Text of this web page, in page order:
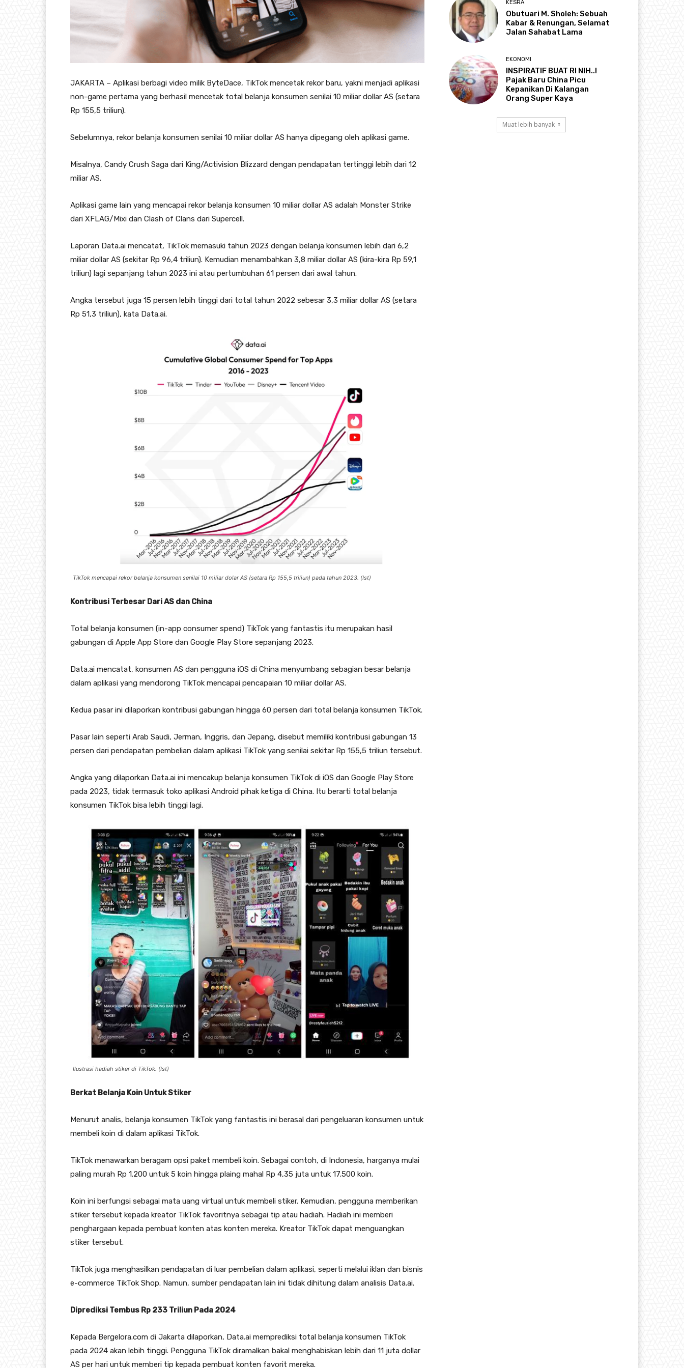
JAKARTA – Aplikasi berbagi video milik ByteDace, TikTok mencetak rekor baru, yakni menjadi aplikasi
non-game pertama yang berhasil mencetak total belanja konsumen senilai 10 miliar dollar AS (setara
Rp 155,5 triliun).
Sebelumnya, rekor belanja konsumen senilai 10 miliar dollar AS hanya dipegang oleh aplikasi game.
Misalnya, Candy Crush Saga dari King/Activision Blizzard dengan pendapatan tertinggi lebih dari 12
miliar AS.
Aplikasi game lain yang mencapai rekor belanja konsumen 10 miliar dollar AS adalah Monster Strike
dari XFLAG/Mixi dan Clash of Clans dari Supercell.
Laporan Data.ai mencatat, TikTok memasuki tahun 2023 dengan belanja konsumen lebih dari 6,2
miliar dollar AS (sekitar Rp 96,4 triliun). Kemudian menambahkan 3,8 miliar dollar AS (kira-kira Rp 59,1
triliun) lagi sepanjang tahun 2023 ini atau pertumbuhan 61 persen dari awal tahun.
Angka tersebut juga 15 persen lebih tinggi dari total tahun 2022 sebesar 3,3 miliar dollar AS (setara
Rp 51,3 triliun), kata Data.ai.
TikTok mencapai rekor belanja konsumen senilai 10 miliar dolar AS (setara Rp 155,5 triliun) pada tahun 2023. (Ist)
Kontribusi Terbesar Dari AS dan China
Total belanja konsumen (in-app consumer spend) TikTok yang fantastis itu merupakan hasil
gabungan di Apple App Store dan Google Play Store sepanjang 2023.
Data.ai mencatat, konsumen AS dan pengguna iOS di China menyumbang sebagian besar belanja
dalam aplikasi yang mendorong TikTok mencapai pencapaian 10 miliar dollar AS.
Kedua pasar ini dilaporkan kontribusi gabungan hingga 60 persen dari total belanja konsumen TikTok.
Pasar lain seperti Arab Saudi, Jerman, Inggris, dan Jepang, disebut memiliki kontribusi gabungan 13
persen dari pendapatan pembelian dalam aplikasi TikTok yang senilai sekitar Rp 155,5 triliun tersebut.
Angka yang dilaporkan Data.ai ini mencakup belanja konsumen TikTok di iOS dan Google Play Store
pada 2023, tidak termasuk toko aplikasi Android pihak ketiga di China. Itu berarti total belanja
konsumen TikTok bisa lebih tinggi lagi.
Ilustrasi hadiah stiker di TikTok. (Ist)
Berkat Belanja Koin Untuk Stiker
Menurut analis, belanja konsumen TikTok yang fantastis ini berasal dari pengeluaran konsumen untuk
membeli koin di dalam aplikasi TikTok.
TikTok menawarkan beragam opsi paket membeli koin. Sebagai contoh, di Indonesia, harganya mulai
paling murah Rp 1.200 untuk 5 koin hingga plaing mahal Rp 4,35 juta untuk 17.500 koin.
Koin ini berfungsi sebagai mata uang virtual untuk membeli stiker. Kemudian, pengguna memberikan
stiker tersebut kepada kreator TikTok favoritnya sebagai tip atau hadiah. Hadiah ini memberi
penghargaan kepada pembuat konten atas konten mereka. Kreator TikTok dapat menguangkan
stiker tersebut.
TikTok juga menghasilkan pendapatan di luar pembelian dalam aplikasi, seperti melalui iklan dan bisnis
e-commerce TikTok Shop. Namun, sumber pendapatan lain ini tidak dihitung dalam analisis Data.ai.
Diprediksi Tembus Rp 233 Triliun Pada 2024
Kepada Bergelora.com di Jakarta dilaporkan, Data.ai memprediksi total belanja konsumen TikTok
pada 2024 akan lebih tinggi. Pengguna TikTok diramalkan bakal menghabiskan lebih dari 11 juta dollar
AS per hari untuk memberi tip kepada pembuat konten favorit mereka.
KESRA
Obutuari M. Sholeh: Sebuah
Kabar & Renungan, Selamat
Jalan Sahabat Lama
EKONOMI
INSPIRATIF BUAT RI NIH..!
Pajak Baru China Picu
Kepanikan Di Kalangan
Orang Super Kaya
Muat lebih banyak